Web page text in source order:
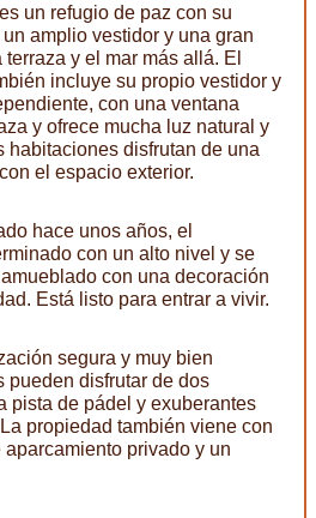
un refugio de paz con su
amplio vestidor y una gran
y el mar más allá. El
incluye su propio vestidor y
con una ventana
y ofrece mucha luz natural y
habitaciones disfrutan de una
el espacio exterior.
hace unos años, el
con un alto nivel y se
con una decoración
Está listo para entrar a vivir.
segura y muy bien
pueden disfrutar de dos
pista de pádel y exuberantes
propiedad también viene con
privado y un